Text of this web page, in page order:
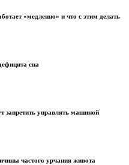
«медленно» и что с этим делать
сна
запретить управлять машиной
частого урчания живота